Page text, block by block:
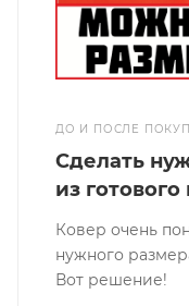
ДО И ПОСЛЕ
Сделать
из готового
Ковер очень
нужного
Вот решение!